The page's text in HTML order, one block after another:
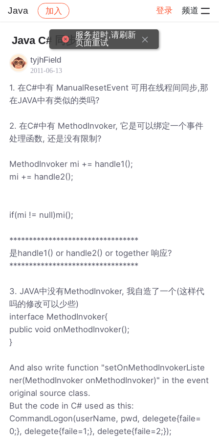
Java 加入 登录 频道
社区 Java 帖子详情
Java C# 同步 互斥
tyjhField
2011-06-13
1. 在C#中有 ManualResetEvent 可用在线程间同步,那
在JAVA中有类似的类吗?
2. 在C#中有 MethodInvoker, 它是可以绑定一个事件
处理函数, 还是没有限制?
MethodInvoker mi += handle1();
mi += handle2();
if(mi != null)mi();
*********************************
是handle1() or handle2() or together 响应?
*********************************
3. JAVA中没有MethodInvoker, 我自造了一个(这样代
吗的修改可以少些)
interface MethodInvoker{
public void onMethodInvoker();
}
And also write function "setOnMethodInvokerListe
ner(MethodInvoker onMethodInvoker)" in the event
original source class.
But the code in C# used as this:
CommandLogon(userName, pwd, delegete{faile=
0;}, delegete{faile=1;}, delegete{faile=2;});
服务超时,请刷新
页面重试